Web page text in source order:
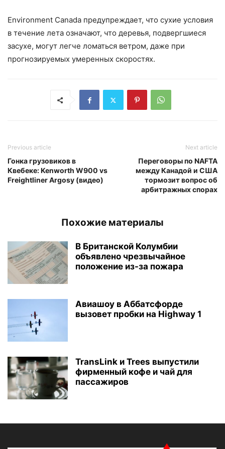
Environment Canada предупреждает, что сухие условия
в течение лета означают, что деревья, подвергшиеся
засухе, могут легче ломаться ветром, даже при
прогнозируемых умеренных скоростях.
Previous article
Гонка грузовиков в
Квебеке: Kenworth W900 vs
Freightliner Argosy (видео)
Next article
Переговоры по NAFTA
между Канадой и США
тормозит вопрос об
арбитражных спорах
Похожие материалы
В Британской Колумбии
объявлено чрезвычайное
положение из-за пожара
Авиашоу в Аббатсфорде
вызовет пробки на Highway 1
TransLink и Trees выпустили
фирменный кофе и чай для
пассажиров